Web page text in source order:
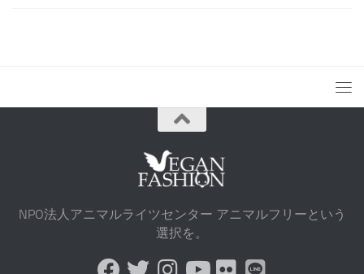
NPO法人アニマルライツセンター アニマルフリーという
選択を。